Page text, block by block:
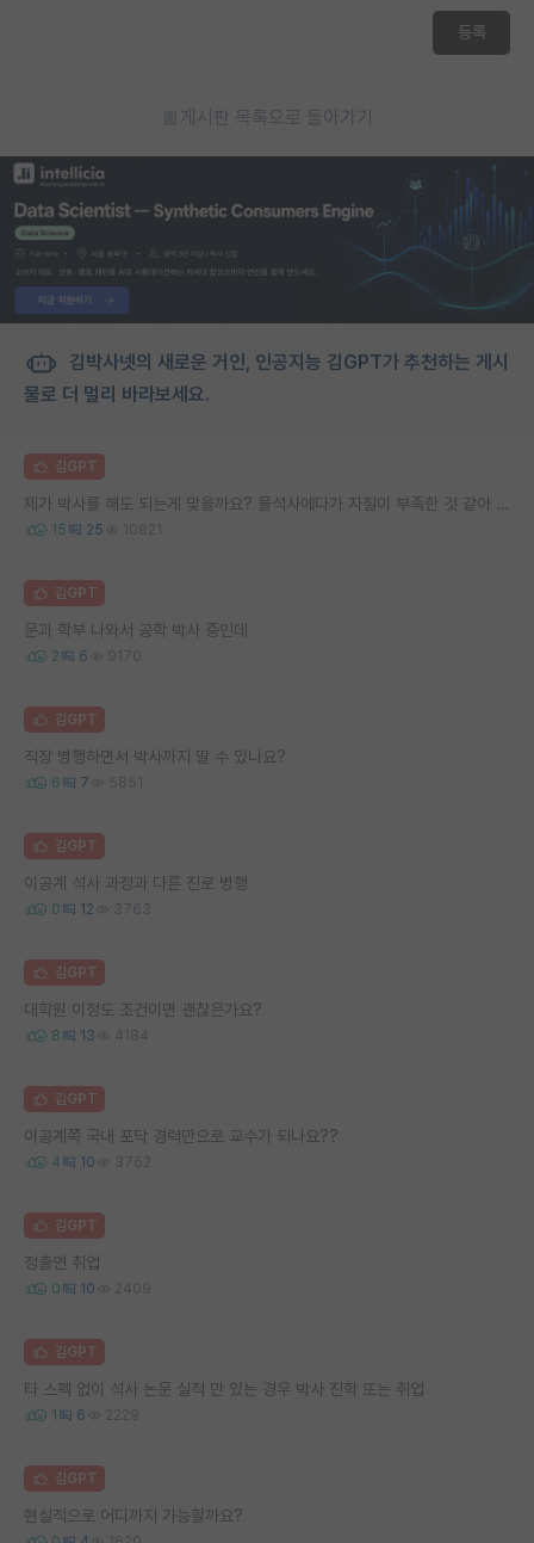
등록
게시판 목록으로 돌아가기
김박사넷의 새로운 거인, 인공지능 김GPT가 추천하는 게시
물로 더 멀리 바라보세요.
김GPT
제가 박사를 해도 되는게 맞을까요? 물석사에다가 자질이 부족한 것 같아 고민됩니다..
15 25 10821
김GPT
문과 학부 나와서 공학 박사 중인데
2 6 9170
김GPT
직장 병행하면서 박사까지 딸 수 있나요?
6 7 5851
김GPT
이공계 석사 과정과 다른 진로 병행
0 12 3763
김GPT
대학원 이정도 조건이면 괜찮은가요?
8 13 4184
김GPT
이공계쪽 국내 포닥 경력만으로 교수가 되나요??
4 10 3762
김GPT
정출연 취업
0 10 2409
김GPT
타 스펙 없이 석사 논문 실적 만 있는 경우 박사 진학 또는 취업
1 6 2229
김GPT
현실적으로 어디까지 가능할까요?